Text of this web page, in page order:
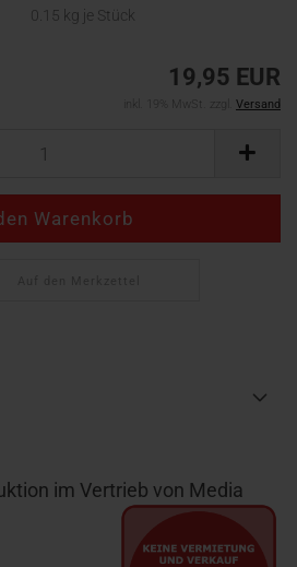
0.15 kg je Stück
19,95 EUR
inkl. 19% MwSt. zzgl. Versand
im Vertrieb von Media